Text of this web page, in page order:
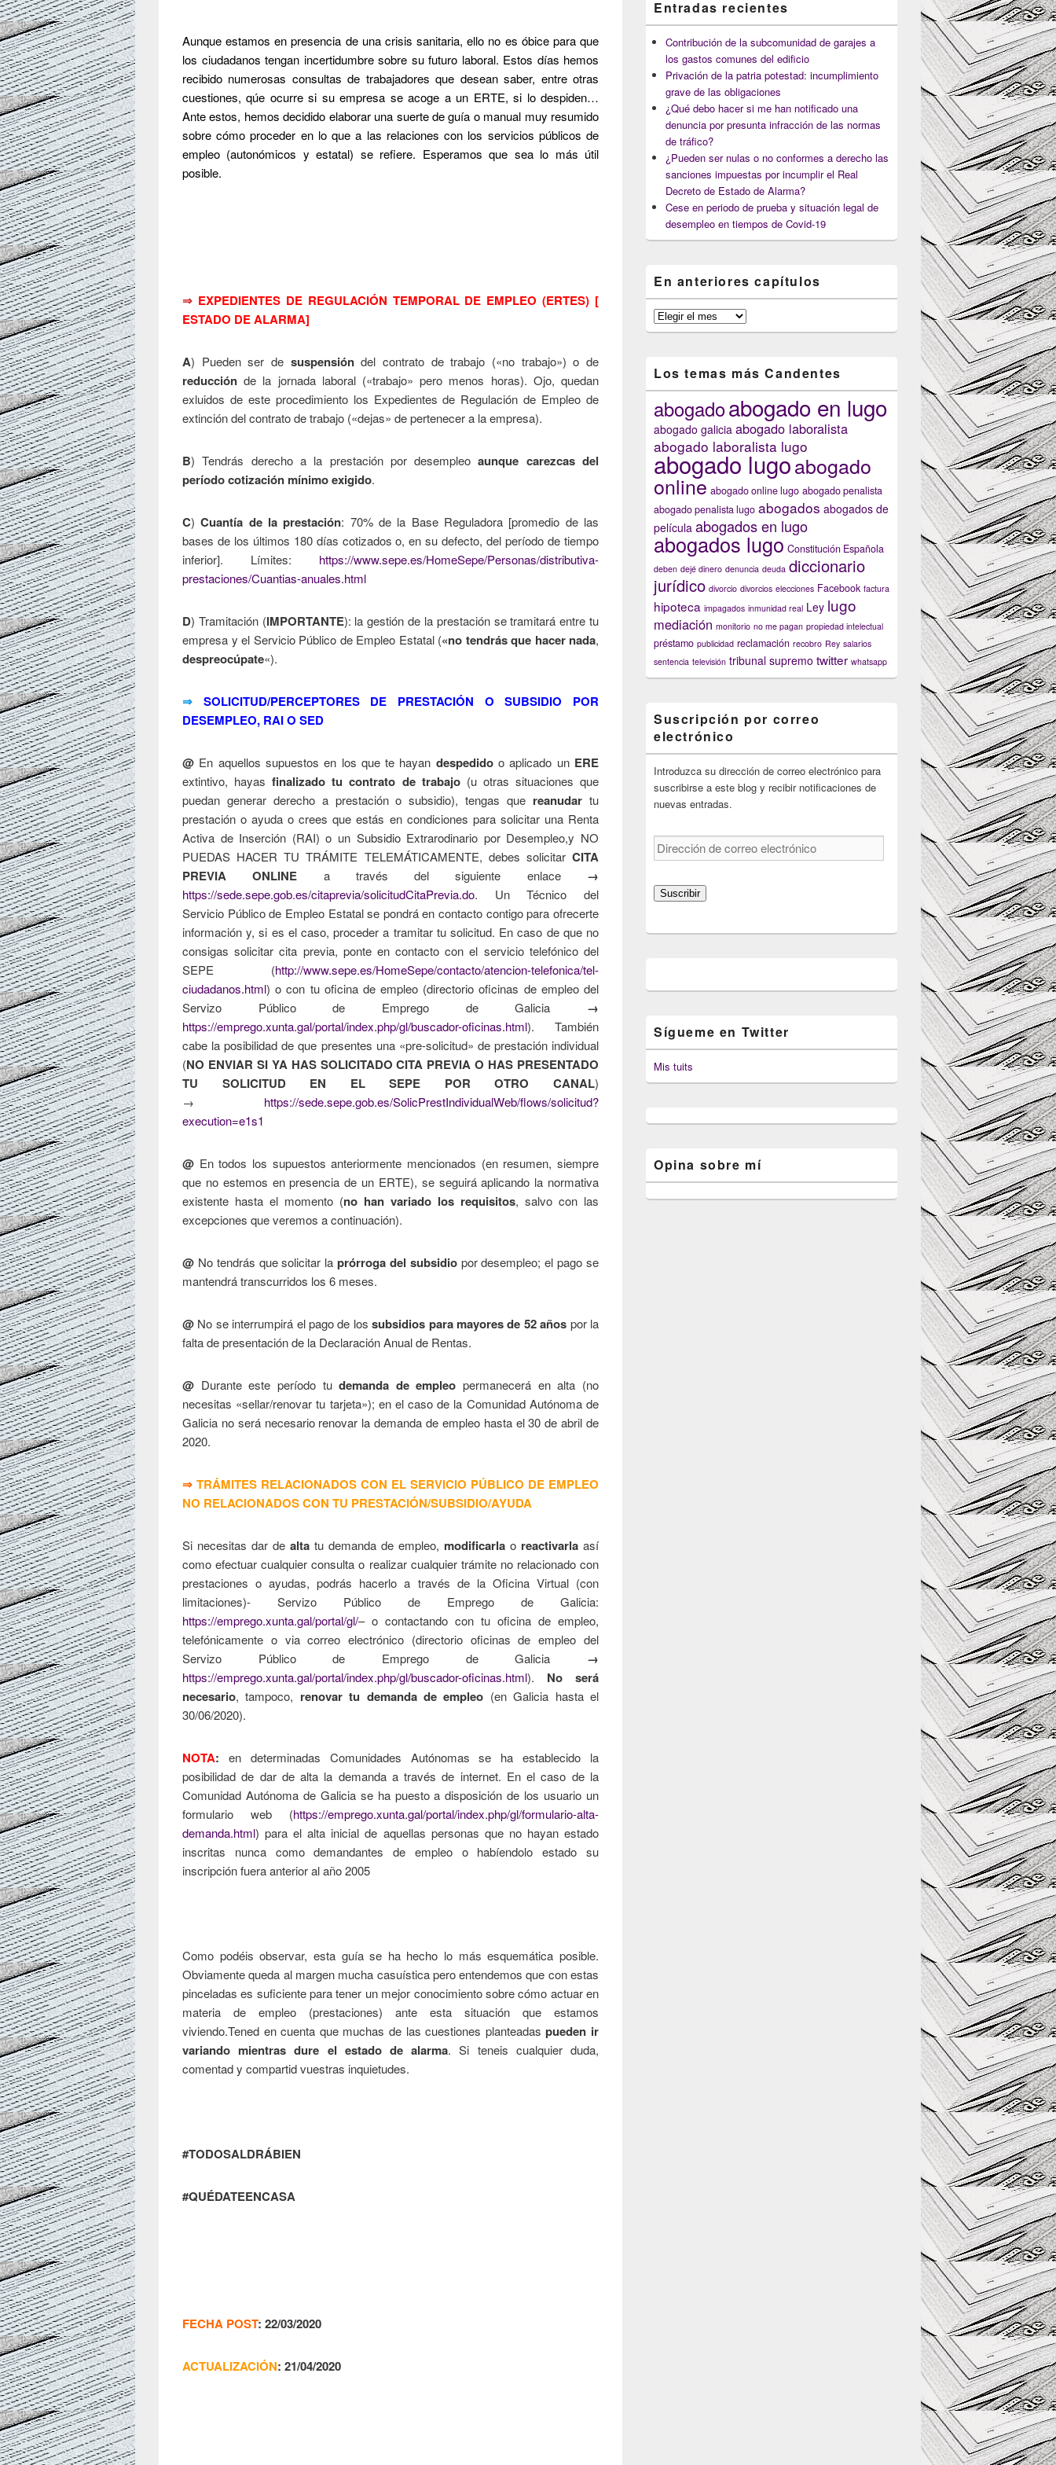
Aunque estamos en presencia de una crisis sanitaria, ello no es óbice para que
los ciudadanos tengan incertidumbre sobre su futuro laboral. Estos días hemos
recibido numerosas consultas de trabajadores que desean saber, entre otras
cuestiones, qúe ocurre si su empresa se acoge a un ERTE, si lo despiden…
Ante estos, hemos decidido elaborar una suerte de guía o manual muy resumido
sobre cómo proceder en lo que a las relaciones con los servicios públicos de
empleo (autonómicos y estatal) se refiere. Esperamos que sea lo más útil
posible.
⇒ EXPEDIENTES DE REGULACIÓN TEMPORAL DE EMPLEO (ERTES) [
ESTADO DE ALARMA]
A) Pueden ser de suspensióndel contrato de trabajo («no trabajo») o de
reducción de la jornada laboral («trabajo» pero menos horas). Ojo, quedan
exluidos de este procedimiento los Expedientes de Regulación de Empleo de
extinción del contrato de trabajo («dejas» de pertenecer a la empresa).
B) Tendrás derecho a la prestación por desempleoaunque carezcas del
período cotización mínimo exigido.
C)Cuantía de la prestación: 70% de la Base Reguladora [promedio de las
bases de los últimos 180 días cotizados o, en su defecto, del período de tiempo
inferior]. Límites: https://www.sepe.es/HomeSepe/Personas/distributiva-
prestaciones/Cuantias-anuales.html
D) Tramitación (IMPORTANTE): la gestión de la prestación se tramitará entre tu
empresa y el Servicio Público de Empleo Estatal («no tendrás que hacer nada,
despreocúpate«).
⇒ SOLICITUD/PERCEPTORES DE PRESTACIÓN O SUBSIDIO POR
DESEMPLEO, RAI O SED
@ En aquellos supuestos en los que te hayan despedidoo aplicado un ERE
extintivo, hayasfinalizado tu contrato de trabajo(u otras situaciones que
puedan generar derecho a prestación o subsidio), tengas que reanudar tu
prestación o ayuda o crees que estás en condiciones para solicitar una Renta
Activa de Inserción (RAI) o un Subsidio Extrarodinario por Desempleo,y NO
PUEDAS HACER TU TRÁMITE TELEMÁTICAMENTE, debes solicitar CITA
PREVIA ONLINE a través del siguiente enlace →
https://sede.sepe.gob.es/citaprevia/solicitudCitaPrevia.do. Un Técnico del
Servicio Público de Empleo Estatal se pondrá en contacto contigo para ofrecerte
información y, si es el caso, proceder a tramitar tu solicitud. En caso de que no
consigas solicitar cita previa, ponte en contacto con el servicio telefónico del
SEPE (http://www.sepe.es/HomeSepe/contacto/atencion-telefonica/tel-
ciudadanos.html) o con tu oficina de empleo (directorio oficinas de empleo del
Servizo Público de Emprego de Galicia →
https://emprego.xunta.gal/portal/index.php/gl/buscador-oficinas.html). También
cabe la posibilidad de que presentes una «pre-solicitud» de prestación individual
(NO ENVIAR SI YA HAS SOLICITADO CITA PREVIA O HAS PRESENTADO
TU SOLICITUD EN EL SEPE POR OTRO CANAL)
→ https://sede.sepe.gob.es/SolicPrestIndividualWeb/flows/solicitud?
execution=e1s1
@ En todos los supuestos anteriormente mencionados (en resumen, siempre
que no estemos en presencia de un ERTE), se seguirá aplicando la normativa
existente hasta el momento (no han variado los requisitos, salvo con las
excepciones que veremos a continuación).
@ No tendrás que solicitar laprórroga del subsidiopor desempleo; el pago se
mantendrá transcurridos los 6 meses.
@ No se interrumpirá el pago de lossubsidios para mayores de 52 años por la
falta de presentación de la Declaración Anual de Rentas.
@ Durante este período tudemanda de empleo permanecerá en alta (no
necesitas «sellar/renovar tu tarjeta»); en el caso de la Comunidad Autónoma de
Galicia no será necesario renovar la demanda de empleo hasta el 30 de abril de
2020.
⇒ TRÁMITES RELACIONADOS CON EL SERVICIO PÚBLICO DE EMPLEO
NO RELACIONADOS CON TU PRESTACIÓN/SUBSIDIO/AYUDA
Si necesitas dar de alta tu demanda de empleo, modificarla o reactivarla así
como efectuar cualquier consulta o realizar cualquier trámite no relacionado con
prestaciones o ayudas, podrás hacerlo a través de la Oficina Virtual (con
limitaciones)- Servizo Público de Emprego de Galicia:
https://emprego.xunta.gal/portal/gl/– o contactando con tu oficina de empleo,
telefónicamente o via correo electrónico (directorio oficinas de empleo del
Servizo Público de Emprego de Galicia →
https://emprego.xunta.gal/portal/index.php/gl/buscador-oficinas.html). No será
necesario, tampoco, renovar tu demanda de empleo (en Galicia hasta el
30/06/2020).
NOTA: en determinadas Comunidades Autónomas se ha establecido la
posibilidad de dar de alta la demanda a través de internet. En el caso de la
Comunidad Autónoma de Galicia se ha puesto a disposición de los usuario un
formulario web (https://emprego.xunta.gal/portal/index.php/gl/formulario-alta-
demanda.html) para el alta inicial de aquellas personas que no hayan estado
inscritas nunca como demandantes de empleo o habíendolo estado su
inscripción fuera anterior al año 2005
Como podéis observar, esta guía se ha hecho lo más esquemática posible.
Obviamente queda al margen mucha casuística pero entendemos que con estas
pinceladas es suficiente para tener un mejor conocimiento sobre cómo actuar en
materia de empleo (prestaciones) ante esta situación que estamos
viviendo.Tened en cuenta que muchas de las cuestiones planteadaspueden ir
variando mientras dure el estado de alarma. Si teneis cualquier duda,
comentad y compartid vuestras inquietudes.
#TODOSALDRÁBIEN
#QUÉDATEENCASA
FECHA POST: 22/03/2020
ACTUALIZACIÓN: 21/04/2020
Entradas recientes
Contribución de la subcomunidad de garajes a
los gastos comunes del edificio
Privación de la patria potestad: incumplimiento
grave de las obligaciones
¿Qué debo hacer si me han notificado una
denuncia por presunta infracción de las normas
de tráfico?
¿Pueden ser nulas o no conformes a derecho las
sanciones impuestas por incumplir el Real
Decreto de Estado de Alarma?
Cese en periodo de prueba y situación legal de
desempleo en tiempos de Covid-19
En anteriores capítulos
En
anteriores
Los temas más Candentes
abogadoabogado en lugo
abogado galicia abogado laboralista
abogado laboralista lugo
abogado lugoabogado
online abogado online lugo abogado penalista
abogado penalista lugo abogados abogados de
película abogados en lugo
abogados lugo Constitución Española
deben dejé dinero denuncia deuda diccionario
jurídico divorcio divorcios elecciones Facebook factura
hipoteca impagados inmunidad real Ley lugo
mediación monitorio no me pagan propiedad intelectual
préstamo publicidad reclamación recobro Rey salarios
sentencia televisión tribunal supremo twitter whatsapp
Suscripción por correo
electrónico
Introduzca su dirección de correo electrónico para
suscribirse a este blog y recibir notificaciones de
nuevas entradas.
Dirección
de
electrónico
Suscribir
Sígueme en Twitter
Mis tuits
Opina sobre mí